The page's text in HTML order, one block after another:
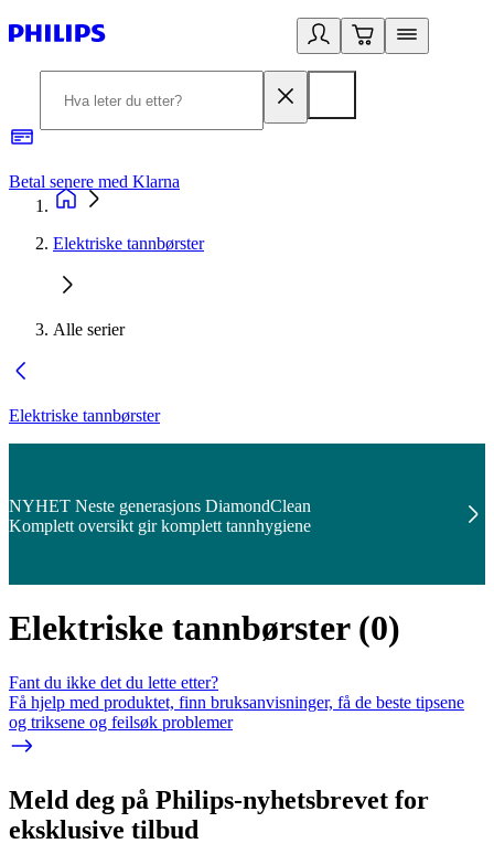
Betal senere med Klarna
Elektriske tannbørster
Alle serier
Elektriske tannbørster
NYHET Neste generasjons DiamondClean
Komplett oversikt gir komplett tannhygiene
Elektriske tannbørster(0)
Fant du ikke det du lette etter?
Få hjelp med produktet, finn bruksanvisninger, få de beste tipsene
og triksene og feilsøk problemer
Meld deg på Philips-nyhetsbrevet for
eksklusive tilbud